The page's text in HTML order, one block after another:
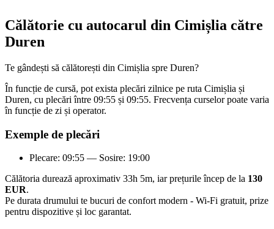
Călătorie cu autocarul din Cimișlia către
Duren
Te gândești să călătorești din Cimișlia spre Duren?
În funcție de cursă, pot exista plecări zilnice pe ruta Cimișlia și
Duren, cu plecări între 09:55 și 09:55. Frecvența curselor poate varia
în funcție de zi și operator.
Exemple de plecări
Plecare: 09:55 — Sosire: 19:00
Călătoria durează aproximativ 33h 5m, iar prețurile încep de la 130
EUR.
Pe durata drumului te bucuri de confort modern - Wi-Fi gratuit, prize
pentru dispozitive și loc garantat.